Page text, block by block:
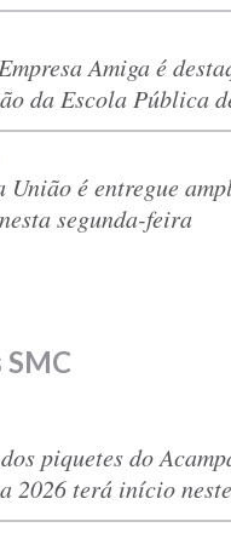
Amiga é
da Escola Pública
União é entregue
segunda-feira
piquetes do
2026 terá início